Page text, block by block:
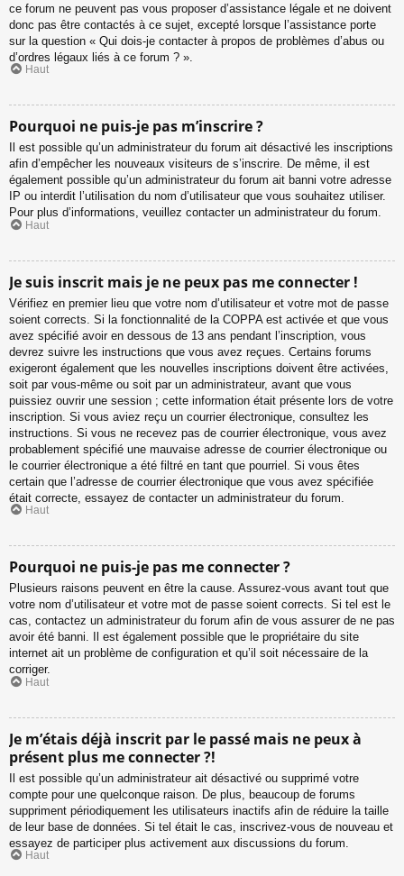
ce forum ne peuvent pas vous proposer d’assistance légale et ne doivent
donc pas être contactés à ce sujet, excepté lorsque l’assistance porte
sur la question « Qui dois-je contacter à propos de problèmes d’abus ou
d’ordres légaux liés à ce forum ? ».
Haut
Pourquoi ne puis-je pas m’inscrire ?
Il est possible qu’un administrateur du forum ait désactivé les inscriptions
afin d’empêcher les nouveaux visiteurs de s’inscrire. De même, il est
également possible qu’un administrateur du forum ait banni votre adresse
IP ou interdit l’utilisation du nom d’utilisateur que vous souhaitez utiliser.
Pour plus d’informations, veuillez contacter un administrateur du forum.
Haut
Je suis inscrit mais je ne peux pas me connecter !
Vérifiez en premier lieu que votre nom d’utilisateur et votre mot de passe
soient corrects. Si la fonctionnalité de la COPPA est activée et que vous
avez spécifié avoir en dessous de 13 ans pendant l’inscription, vous
devrez suivre les instructions que vous avez reçues. Certains forums
exigeront également que les nouvelles inscriptions doivent être activées,
soit par vous-même ou soit par un administrateur, avant que vous
puissiez ouvrir une session ; cette information était présente lors de votre
inscription. Si vous aviez reçu un courrier électronique, consultez les
instructions. Si vous ne recevez pas de courrier électronique, vous avez
probablement spécifié une mauvaise adresse de courrier électronique ou
le courrier électronique a été filtré en tant que pourriel. Si vous êtes
certain que l’adresse de courrier électronique que vous avez spécifiée
était correcte, essayez de contacter un administrateur du forum.
Haut
Pourquoi ne puis-je pas me connecter ?
Plusieurs raisons peuvent en être la cause. Assurez-vous avant tout que
votre nom d’utilisateur et votre mot de passe soient corrects. Si tel est le
cas, contactez un administrateur du forum afin de vous assurer de ne pas
avoir été banni. Il est également possible que le propriétaire du site
internet ait un problème de configuration et qu’il soit nécessaire de la
corriger.
Haut
Je m’étais déjà inscrit par le passé mais ne peux à
présent plus me connecter ?!
Il est possible qu’un administrateur ait désactivé ou supprimé votre
compte pour une quelconque raison. De plus, beaucoup de forums
suppriment périodiquement les utilisateurs inactifs afin de réduire la taille
de leur base de données. Si tel était le cas, inscrivez-vous de nouveau et
essayez de participer plus activement aux discussions du forum.
Haut